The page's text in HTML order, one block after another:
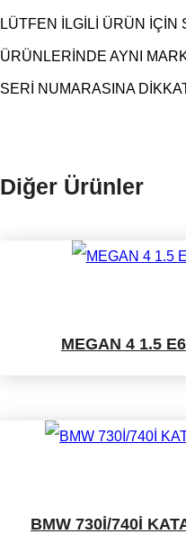
LÜTFEN İLGİLİ ÜRÜN İÇİN
ÜRÜNLERİNDE AYNI
SERİ NUMARASINA
Diğer Ürünler
MEGAN 4 1.5
BMW 730İ/740İ